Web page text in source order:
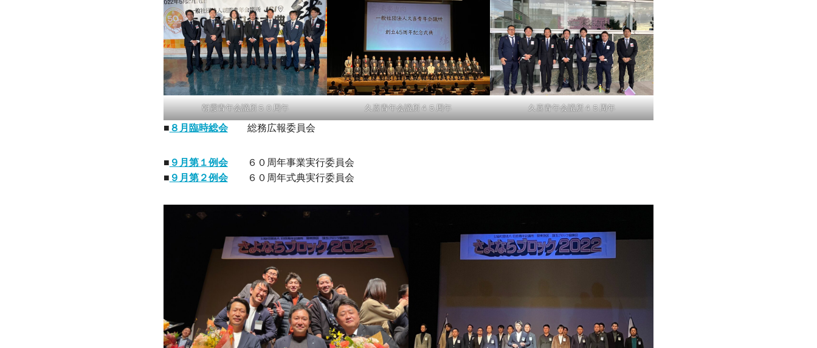
朝霞青年会議所５０周年 久喜青年会議所４５周年 久喜青年会議所４５周年
■ ８月臨時総会総務広報委員会
■ ９月第１例会６０周年事業実行委員会
■ ９月第２例会６０周年式典実行委員会